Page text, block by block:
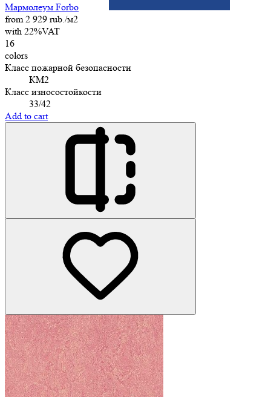
Мармолеум Forbo
from 2 929 rub./м2
with 22%VAT
16
colors
Класс пожарной безопасности
КМ2
Класс износостойкости
33/42
Add to cart